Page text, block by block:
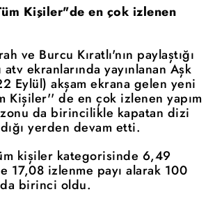
Kişiler"de en çok izlenen
ve Burcu Kıratlı'nın paylaştığı
atv ekranlarında yayınlanan Aşk
Eylül) akşam ekrana gelen yeni
Kişiler'' de en çok izlenen yapım
da birincilikle kapatan dizi
yerden devam etti.
kişiler kategorisinde 6,49
17,08 izlenme payı alarak 100
birinci oldu.